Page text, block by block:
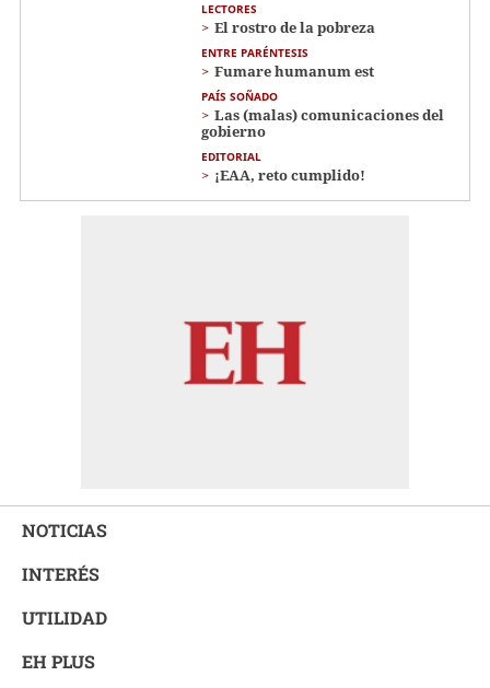
LECTORES
El rostro de la pobreza
ENTRE PARÉNTESIS
Fumare humanum est
PAÍS SOÑADO
Las (malas) comunicaciones del
gobierno
EDITORIAL
¡EAA, reto cumplido!
NOTICIAS
INTERÉS
UTILIDAD
EH PLUS